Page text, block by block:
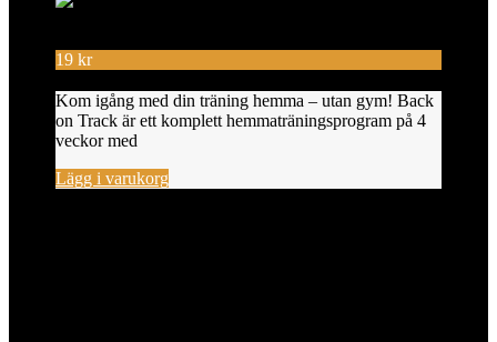
19 kr
Kom igång med din träning hemma – utan gym! Back
on Track är ett komplett hemmaträningsprogram på 4
veckor med